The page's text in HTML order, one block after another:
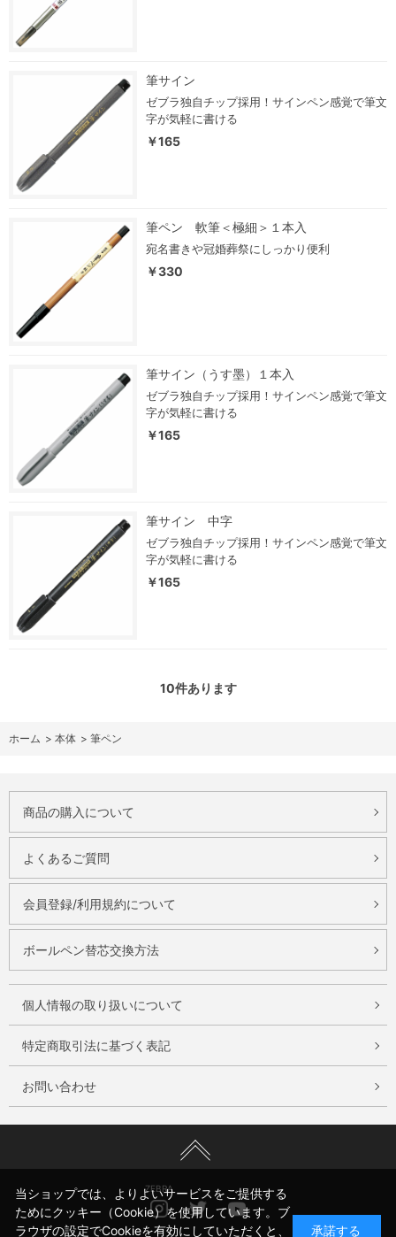
筆サイン
ゼブラ独自チップ採用！サインペン感覚で筆文
字が気軽に書ける
￥165
筆ペン 軟筆＜極細＞１本入
宛名書きや冠婚葬祭にしっかり便利
￥330
筆サイン（うす墨）１本入
ゼブラ独自チップ採用！サインペン感覚で筆文
字が気軽に書ける
￥165
筆サイン 中字
ゼブラ独自チップ採用！サインペン感覚で筆文
字が気軽に書ける
￥165
10件あります
ホーム > 本体 > 筆ペン
商品の購入について
よくあるご質問
会員登録/利用規約について
ボールペン替芯交換方法
個人情報の取り扱いについて
特定商取引法に基づく表記
お問い合わせ
ZEBRA
InstagramTwitterYoutube
当ショップでは、よりよいサービスをご提供する
ためにクッキー（Cookie）を使用しています。ブ
ラウザの設定でCookieを有効にしていただくと、
承諾する